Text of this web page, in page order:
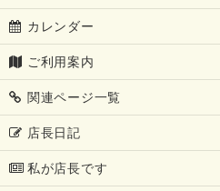
カレンダー
ご利用案内
関連ページ一覧
店長日記
私が店長です